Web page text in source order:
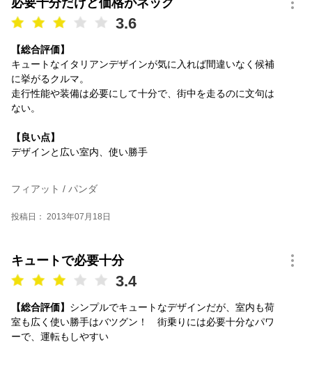
必要十分だけど価格がネック
3.6
【総合評価】
キュートなイタリアンデザインが気に入れば間違いなく候補
に挙がるクルマ。
走行性能や装備は必要にして十分で、街中を走るのに文句は
ない。
【良い点】
デザインと広い室内、使い勝手
フィアット / パンダ
投稿日： 2013年07月18日
キュートで必要十分
3.4
【総合評価】 シンプルでキュートなデザインだが、室内も荷
室も広く使い勝手はバツグン！ 街乗りには必要十分なパワ
ーで、運転もしやすい